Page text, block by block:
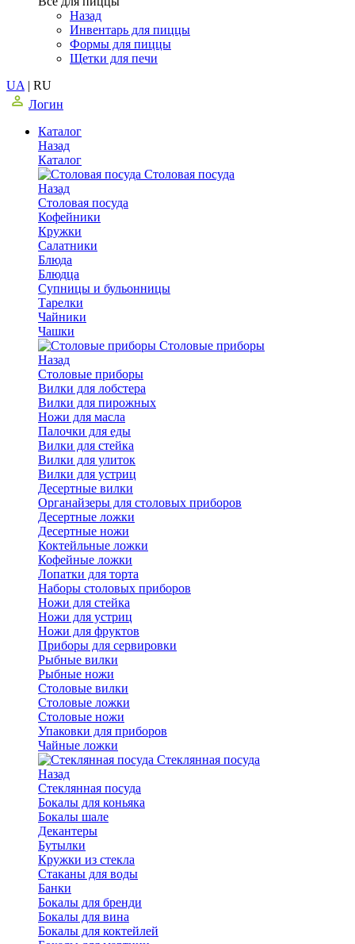
Назад
Инвентарь для пиццы
Формы для пиццы
Щетки для печи
UA | RU
Логин
Каталог
Назад
Каталог
Столовая посуда
Назад
Столовая посуда
Кофейники
Кружки
Салатники
Блюда
Блюдца
Супницы и бульонницы
Тарелки
Чайники
Чашки
Cтоловые приборы
Назад
Cтоловые приборы
Вилки для лобстера
Вилки для пирожных
Ножи для масла
Палочки для еды
Вилки для стейка
Вилки для улиток
Вилки для устриц
Десертные вилки
Органайзеры для столовых приборов
Десертные ложки
Десертные ножи
Коктейльные ложки
Кофейные ложки
Лопатки для торта
Наборы столовых приборов
Ножи для стейка
Ножи для устриц
Ножи для фруктов
Приборы для сервировки
Рыбные вилки
Рыбные ножи
Столовые вилки
Столовые ложки
Столовые ножи
Упаковки для приборов
Чайные ложки
Стеклянная посуда
Назад
Стеклянная посуда
Бокалы для коньяка
Бокалы шале
Декантеры
Бутылки
Кружки из стекла
Стаканы для воды
Банки
Бокалы для бренди
Бокалы для вина
Бокалы для коктейлей